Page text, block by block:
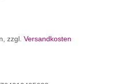
zzgl. Versandkosten